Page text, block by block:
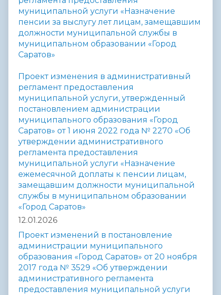
муниципальной услуги «Назначение
пенсии за выслугу лет лицам, замещавшим
должности муниципальной службы в
муниципальном образовании «Город
Саратов»
Проект изменения в административный
регламент предоставления
муниципальной услуги, утвержденный
постановлением администрации
муниципального образования «Город
Саратов» от 1 июня 2022 года № 2270 «Об
утверждении административного
регламента предоставления
муниципальной услуги «Назначение
ежемесячной доплаты к пенсии лицам,
замещавшим должности муниципальной
службы в муниципальном образовании
«Город Саратов»
12.01.2026
Проект изменений в постановление
администрации муниципального
образования «Город Саратов» от 20 ноября
2017 года № 3529 «Об утверждении
административного регламента
предоставления муниципальной услуги